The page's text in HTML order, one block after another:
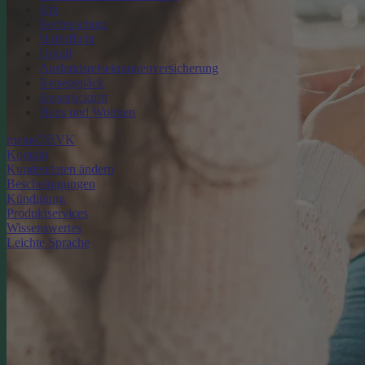
Kfz
Rechtsschutz
Haftpflicht
Unfall
Auslandsreisekrankenversicherung
Reisegepäck
Reiserücktritt
Haus und Wohnen
meineDEVK
Kontakt
Kundendaten ändern
Bescheinigungen
Kündigung
Produktservices
Wissenswertes
Leichte Sprache